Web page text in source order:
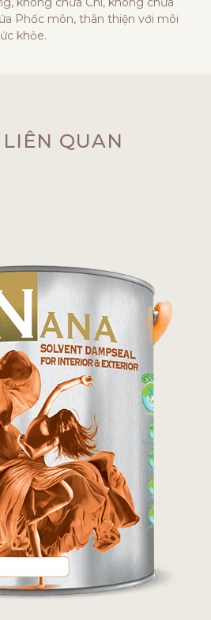
Phốc môn, thân thiện với môi
khỏe.
QUAN